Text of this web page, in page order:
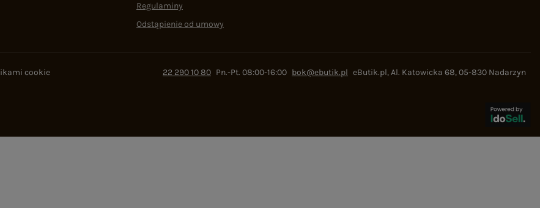
Regulaminy
Odstąpienie od umowy
cookie 22 290 10 80 Pn.-Pt. 08:00-16:00 bok@ebutik.pl eButik.pl,Al. Katowicka 68,05-830 Nadarzyn